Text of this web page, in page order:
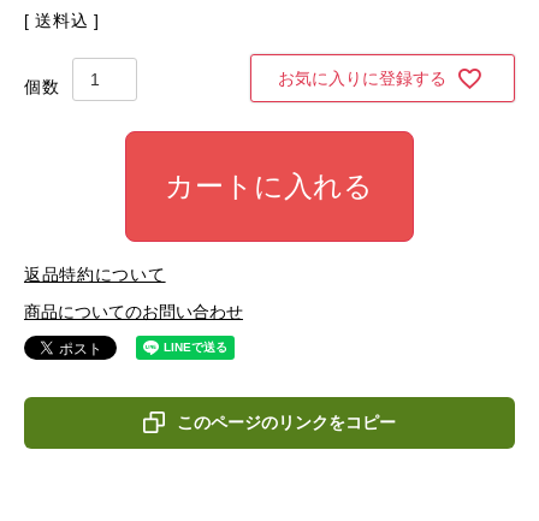
送料込
お気に入りに登録する
カートに入れる
返品特約について
商品についてのお問い合わせ
このページのリンクをコピー